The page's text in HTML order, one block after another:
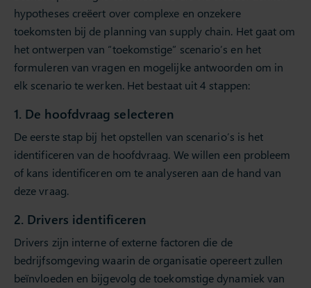
hypotheses creëert over complexe en onzekere
toekomsten bij de planning van supply chain. Het gaat om
het ontwerpen van “toekomstige” scenario’s en het
formuleren van vragen en mogelijke antwoorden om in
elk scenario te werken. Het bestaat uit 4 stappen:
1. De hoofdvraag selecteren
De eerste stap bij het opstellen van scenario’s is het
identificeren van de hoofdvraag. We willen een probleem
of kans identificeren om te analyseren aan de hand van
deze vraag.
2. Drivers identificeren
Drivers zijn interne of externe factoren die de
bedrijfsomgeving waarin de organisatie opereert zullen
beïnvloeden en bijgevolg de toekomstige dynamiek van